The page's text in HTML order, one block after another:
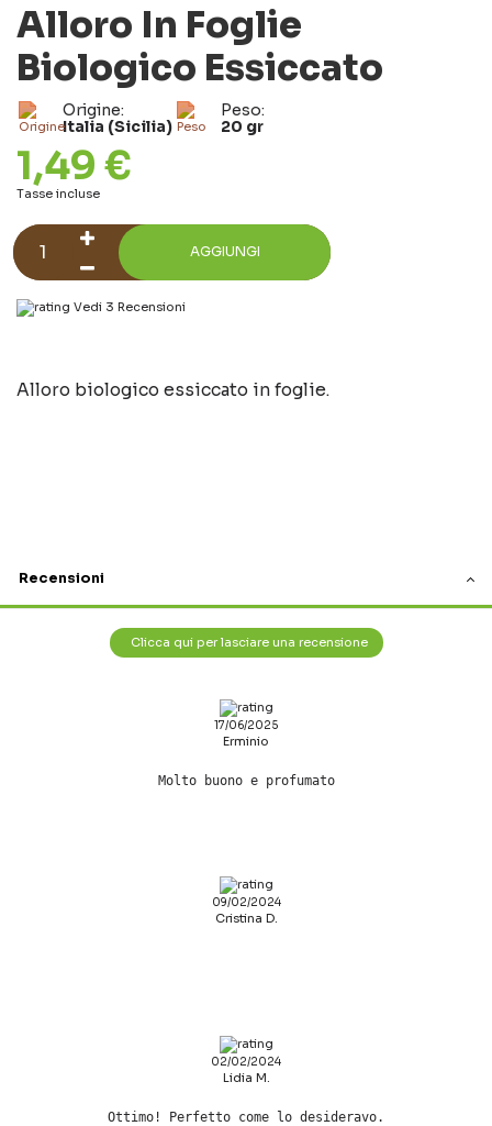
Alloro In Foglie
Biologico Essiccato
Origine:
Italia (Sicilia)
Peso:
20 gr
1,49 €
Tasse incluse
AGGIUNGI
Vedi 3 Recensioni
Alloro biologico essiccato in foglie.
Recensioni
Clicca qui per lasciare una recensione
17/06/2025
Erminio
Molto buono e profumato
09/02/2024
Cristina D.
02/02/2024
Lidia M.
Ottimo! Perfetto come lo desideravo.